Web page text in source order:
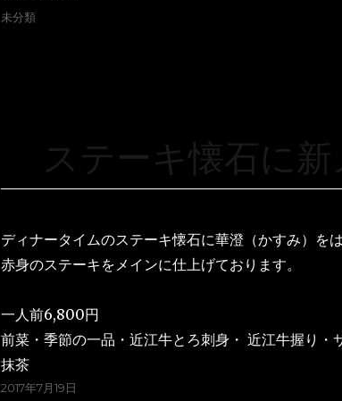
未分類
ステーキ懐石に新
ディナータイムのステーキ懐石に華澄（かすみ）をは
赤身のステーキをメインに仕上げております。
一人前6,800円
前菜・季節の一品・近江牛とろ刺身・ 近江牛握り・
抹茶
2017年7月19日